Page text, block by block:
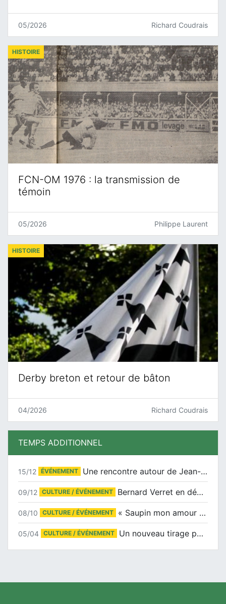
05/2026 Richard Coudrais
FCN-OM 1976 : la transmission de
témoin
HISTOIRE
05/2026 Philippe Laurent
Derby breton et retour de bâton
HISTOIRE
04/2026 Richard Coudrais
TEMPS ADDITIONNEL
15/12 ÉVÉNEMENT Une rencontre autour de Jean-Claude Suaudeau
09/12 CULTURE / ÉVÉNEMENT Bernard Verret en dédicaces le samedi 13 décembre à l’Espace Culturel Atlantis
08/10 CULTURE / ÉVÉNEMENT « Saupin mon amour » au salon du livre de Trentemoult
05/04 CULTURE / ÉVÉNEMENT Un nouveau tirage pour le Docu-BD